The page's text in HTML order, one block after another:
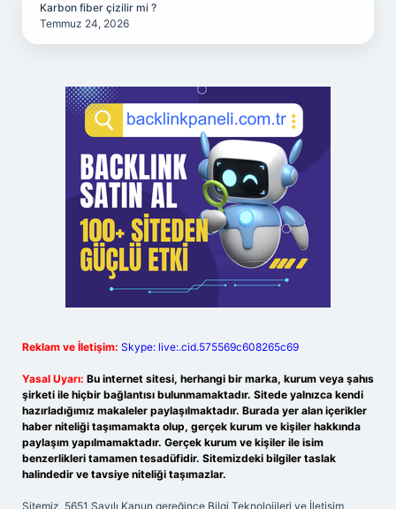
Karbon fiber çizilir mi ?
Temmuz 24, 2026
Reklam ve İletişim: Skype: live:.cid.575569c608265c69
Yasal Uyarı: Bu internet sitesi, herhangi bir marka, kurum veya şahıs
şirketi ile hiçbir bağlantısı bulunmamaktadır. Sitede yalnızca kendi
hazırladığımız makaleler paylaşılmaktadır. Burada yer alan içerikler
haber niteliği taşımamakta olup, gerçek kurum ve kişiler hakkında
paylaşım yapılmamaktadır. Gerçek kurum ve kişiler ile isim
benzerlikleri tamamen tesadüfidir. Sitemizdeki bilgiler taslak
halindedir ve tavsiye niteliği taşımazlar.
Sitemiz, 5651 Sayılı Kanun gereğince Bilgi Teknolojileri ve İletişim